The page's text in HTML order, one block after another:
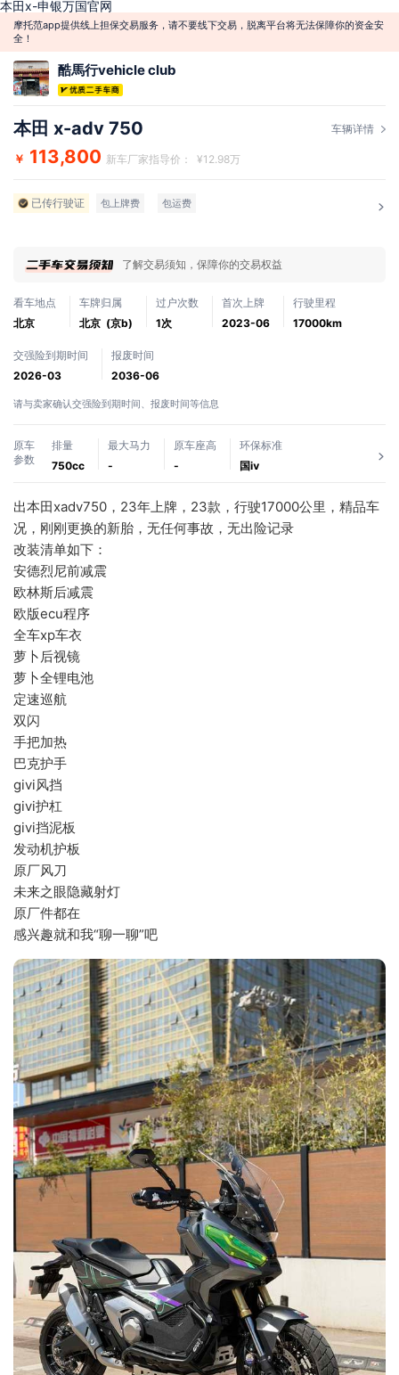
本田x-申银万国官网
摩托范app提供线上担保交易服务，请不要线下交易，脱离平台将无法保障你的资金安
全！
酷馬行vehicle club
本田 x-adv 750 车辆详情
￥ 113,800 新车厂家指导价： ¥12.98万
已传行驶证 包上牌费 包运费
了解交易须知，保障你的交易权益
看车地点
北京
车牌归属
北京 (京b)
过户次数
1次
首次上牌
2023-06
行驶里程
17000km
交强险到期时间
2026-03
报废时间
2036-06
请与卖家确认交强险到期时间、报废时间等信息
原车
参数
排量
750cc
最大马力
-
原车座高
-
环保标准
国ⅳ
出本田xadv750，23年上牌，23款，行驶17000公里，精品车
况，刚刚更换的新胎，无任何事故，无出险记录
改装清单如下：
安德烈尼前减震
欧林斯后减震
欧版ecu程序
全车xp车衣
萝卜后视镜
萝卜全锂电池
定速巡航
双闪
手把加热
巴克护手
givi风挡
givi护杠
givi挡泥板
发动机护板
原厂风刀
未来之眼隐藏射灯
原厂件都在
感兴趣就和我“聊一聊”吧